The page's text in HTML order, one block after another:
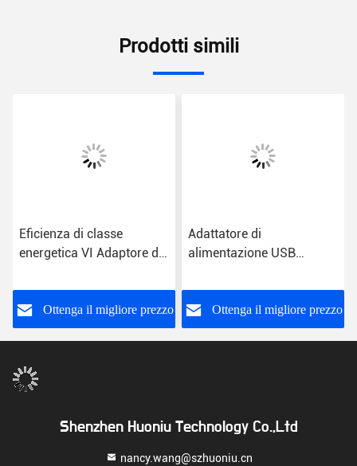
Prodotti simili
Eficienza di classe
energetica VI Adaptore di
USB con ingresso CA per
uso universale
Ottenga il migliore prezzo
Adattatore di
alimentazione USB
energetica VI
Ottenga il migliore prezzo
Shenzhen Huoniu Technology Co.,Ltd
nancy.wang@szhuoniu.cn